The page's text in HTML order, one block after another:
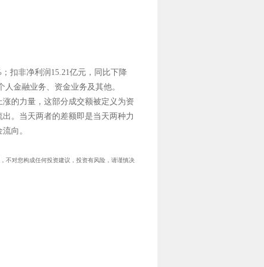
扣非净利润15.21亿元，同比下降
金融业务、资金业务及其他。
的力量，这部分成交额被定义为资
。当天两者的差额即是当天两种力
向。
不对您构成任何投资建议，投资有风险，请谨慎决